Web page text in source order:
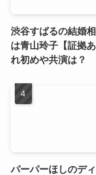
渋谷すばるの結婚
は青山玲子【証拠
れ初めや共演は？
パーパーほしのデ